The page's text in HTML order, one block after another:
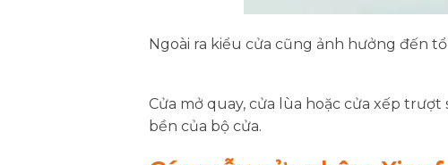
Ngoài ra kiểu cửa cũng ảnh hưởng đến
Cửa mở quay, cửa lùa hoặc cửa xếp
bền của bộ cửa.